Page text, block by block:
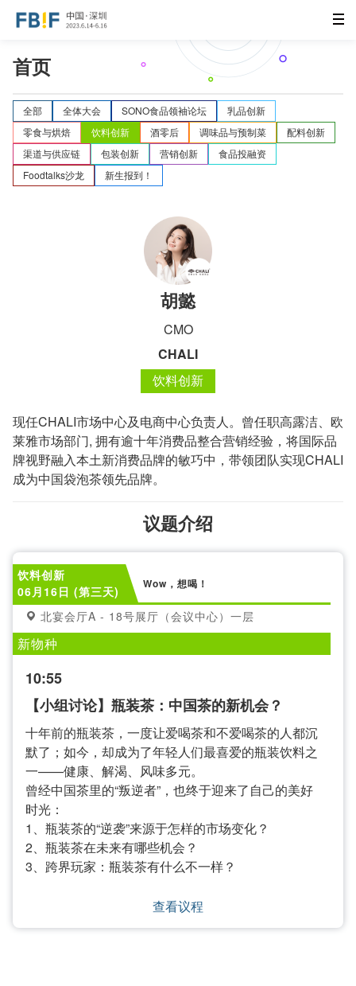
首页
全部 全体大会 SONO食品领袖论坛
乳品创新
零食与烘焙
饮料创新 酒零后 调味品与预制菜
配料创新
渠道与供应链
包装创新 营销创新
食品投融资
Foodtalks沙龙
新生报到！
胡懿
CMO
CHALI
饮料创新
现任CHALI市场中心及电商中心负责人。曾任职高露洁、欧
莱雅市场部门, 拥有逾十年消费品整合营销经验，将国际品
牌视野融入本土新消费品牌的敏巧中，带领团队实现CHALI
成为中国袋泡茶领先品牌。
议题介绍
饮料创新
06月16日 (第三天)
Wow，想喝！
北宴会厅A - 18号展厅（会议中心）一层
新物种
10:55
【小组讨论】瓶装茶：中国茶的新机会？
十年前的瓶装茶，一度让爱喝茶和不爱喝茶的人都沉
默了；如今，却成为了年轻人们最喜爱的瓶装饮料之
一——健康、解渴、风味多元。
曾经中国茶里的“叛逆者”，也终于迎来了自己的美好
时光：
1、瓶装茶的“逆袭”来源于怎样的市场变化？
2、瓶装茶在未来有哪些机会？
3、跨界玩家：瓶装茶有什么不一样？
查看议程